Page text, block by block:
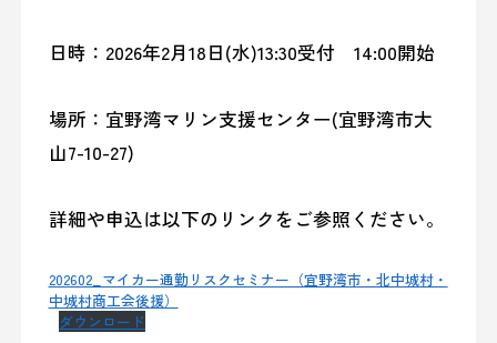
日時：2026年2月18日(水)13:30受付 14:00開始
場所：宜野湾マリン支援センター(宜野湾市大
山7-10-27)
詳細や申込は以下のリンクをご参照ください。
202602_マイカー通勤リスクセミナー（宜野湾市・北中城村・
中城村商工会後援）
ダウンロード